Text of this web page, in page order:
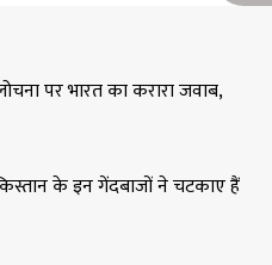
पर भारत का करारा जवाब,
के इन गेंदबाजों ने चटकाए हैं